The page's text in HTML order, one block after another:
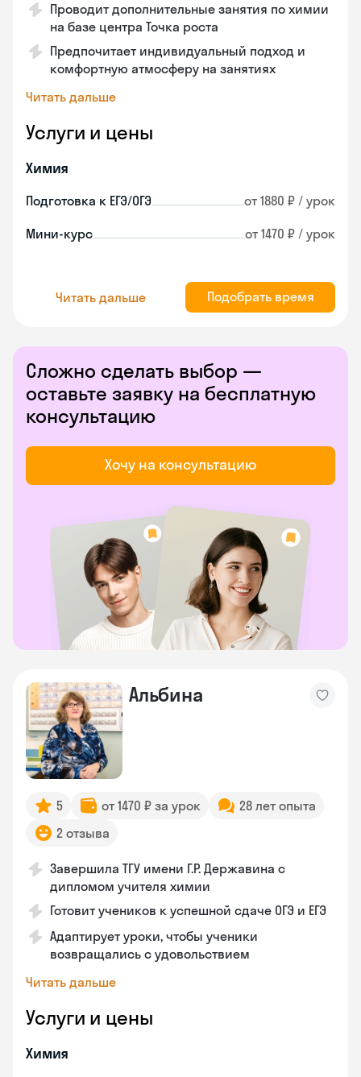
Проводит дополнительные занятия по химии
на базе центра Точка роста
Предпочитает индивидуальный подход и
комфортную атмосферу на занятиях
Читать дальше
Услуги и цены
Химия
Подготовка к ЕГЭ/ОГЭ от 1880 ₽ / урок
Мини-курс от 1470 ₽ / урок
Читать дальше Подобрать время
Сложно сделать выбор —
оставьте заявку на бесплатную
консультацию
Хочу на консультацию
Альбина
5 от 1470 ₽ за урок
28 лет опыта
2 отзыва
Завершила ТГУ имени Г.Р. Державина с
дипломом учителя химии
Готовит учеников к успешной сдаче ОГЭ и ЕГЭ
Адаптирует уроки, чтобы ученики
возвращались с удовольствием
Читать дальше
Услуги и цены
Химия